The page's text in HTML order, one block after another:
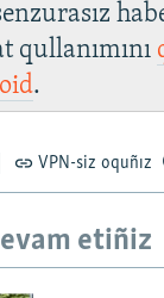
qullanımını
.
VPN-siz oquñız
etiñiz